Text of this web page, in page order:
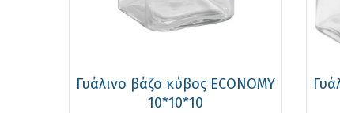
Γυάλινο βάζο κύβος ECONOMY
10*10*10